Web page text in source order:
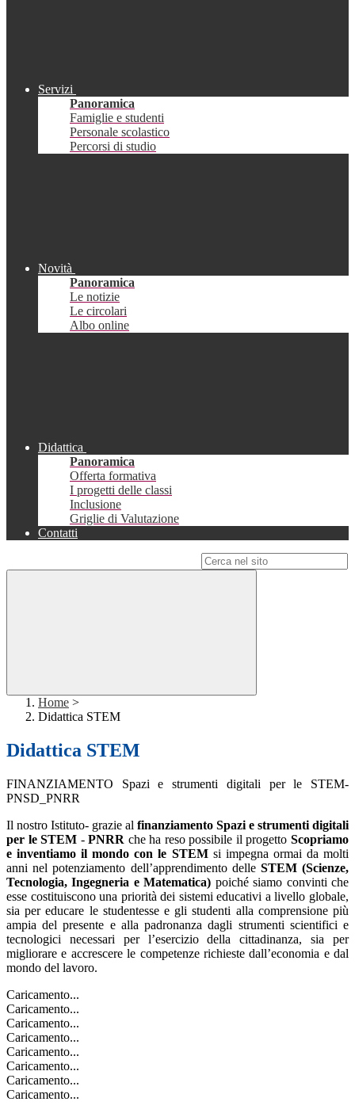
Servizi
Panoramica
Famiglie e studenti
Personale scolastico
Percorsi di studio
Novità
Panoramica
Le notizie
Le circolari
Albo online
Didattica
Panoramica
Offerta formativa
I progetti delle classi
Inclusione
Griglie di Valutazione
Contatti
Home >
Didattica STEM
Didattica STEM
FINANZIAMENTO Spazi e strumenti digitali per le STEM-
PNSD_PNRR
Il nostro Istituto- grazie al finanziamento Spazi e strumenti digitali
per le STEM -PNRR che ha reso possibile il progettoScopriamo
e inventiamo il mondo con le STEMsi impegna ormai da molti
anni nel potenziamento dell’apprendimento delle STEM (Scienze,
Tecnologia, Ingegneria e Matematica) poiché siamo convinti che
esse costituiscono una priorità dei sistemi educativi a livello globale,
sia per educare le studentesse e gli studenti alla comprensione più
ampia del presente e alla padronanza dagli strumenti scientifici e
tecnologici necessari per l’esercizio della cittadinanza, sia per
migliorare e accrescere le competenze richieste dall’economia e dal
mondo del lavoro.
Caricamento...
Caricamento...
Caricamento...
Caricamento...
Caricamento...
Caricamento...
Caricamento...
Caricamento...